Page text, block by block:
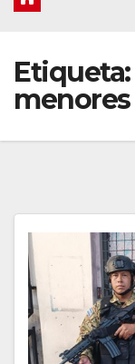
Etiqueta:
menores